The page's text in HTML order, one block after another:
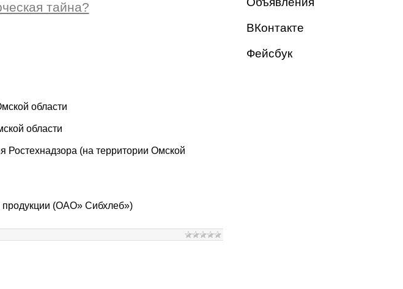
тайна?
области
области
Ростехнадзора (на территории Омской
продукции (ОАО» Сибхлеб»)
ВКонтакте
Фейсбук